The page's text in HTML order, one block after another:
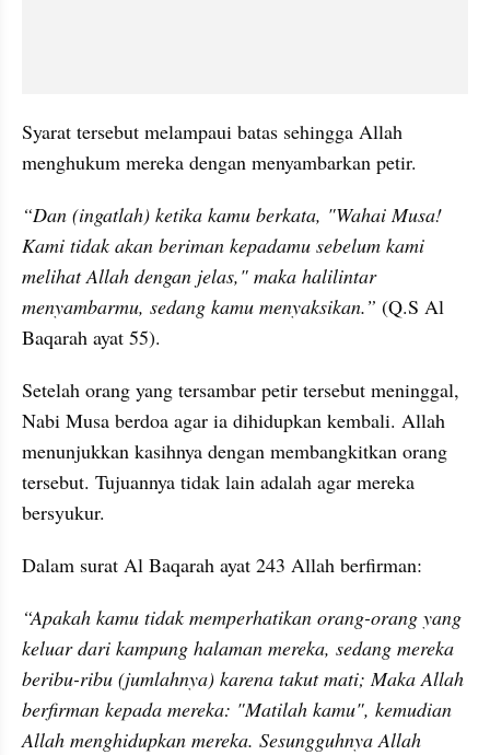
Syarat tersebut melampaui batas sehingga Allah
menghukum mereka dengan menyambarkan petir.
“Dan (ingatlah) ketika kamu berkata, "Wahai Musa!
Kami tidak akan beriman kepadamu sebelum kami
melihat Allah dengan jelas," maka halilintar
menyambarmu, sedang kamu menyaksikan.” (Q.S Al
Baqarah ayat 55).
Setelah orang yang tersambar petir tersebut meninggal,
Nabi Musa berdoa agar ia dihidupkan kembali. Allah
menunjukkan kasihnya dengan membangkitkan orang
tersebut. Tujuannya tidak lain adalah agar mereka
bersyukur.
Dalam surat Al Baqarah ayat 243 Allah berfirman:
“Apakah kamu tidak memperhatikan orang-orang yang
keluar dari kampung halaman mereka, sedang mereka
beribu-ribu (jumlahnya) karena takut mati; Maka Allah
berfirman kepada mereka: "Matilah kamu", kemudian
Allah menghidupkan mereka. Sesungguhnya Allah